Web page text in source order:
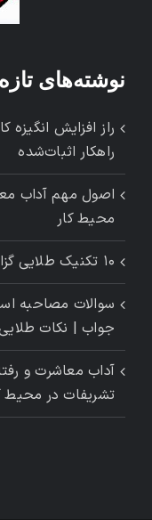
نوشته‌های تازه
راهکار اثبات‌شده
اصول مهم آداب
محیط کار
۱۰ تکنیک طلایی گزارش ‌نویسی حرفه‌ای
سوالات مصاحبه
جواب | نکات
آداب معاشرت و
تشریفات در محیط